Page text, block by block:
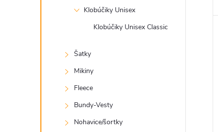
Klobúčiky Unisex
Klobúčiky Unisex Classic
Šatky
Mikiny
Fleece
Bundy-Vesty
Nohavice/šortky